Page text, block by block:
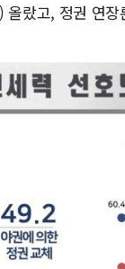
랐고, 정권 연